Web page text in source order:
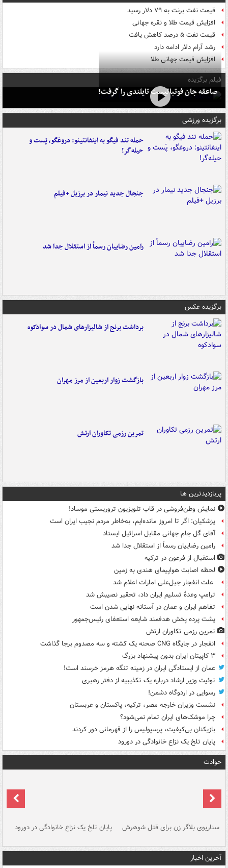
قیمت نفت برنت به ۷۹ دلار رسید
افزایش قیمت طلا و نقره جهانی
قیمت نفت ۵ درصد کاهش یافت
رشد آرام دلار ادامه دارد
افزایش قیمت جهانی طلا
فیلم برگزیده
صاعقه جان فوتبالیست تایلندی را گرفت!
برگزیده ورزشی
حمله تند فیگو به اینفانتینو: دروغگو، پَست‌ و
حیله‌گر!
جنجال جدید نیمار در برزیل +فیلم
رامین رضاییان رسماً از استقلال جدا شد
برگزیده عکس
برداشت برنج از شالیزارهای شمال در سوادکوه
بازگشت زوار اربعین از مرز مهران
تمرین رزمی تکاوران ارتش
پربازدیدترین ها
نمایش وطن‌فروشی در قاب تلویزیون تروریستی موساد!
پزشکیان: اگر تا امروز مانده‌ایم، به‌خاطر مردم نجیب ایران است
آقای گل جام جهانی مقابل اسرائیل ایستاد
رامین رضاییان رسماً از استقلال جدا شد
استقبال از فرعون در ترکیه
لحظه اصابت هواپیمای هندی به زمین
علت انفجار جبل‌علی امارات اعلام شد
ترامپ وعدۀ تسلیم ایران داد، تحقیر نصیبش شد
تفاهم ایران و عمان در آستانه نهایی شدن است
پشت پرده پخش هدفمند شایعه استعفای رئیس‌جمهور
تمرین رزمی تکاوران ارتش
انفجار در جایگاه CNG صحنه یک کشته و سه مصدوم برجا گذاشت
۳ کاپیتان ایران بدون پیشنهاد بزرگ
عمان از ایستادگی ایران در زمینه تنگه هرمز خرسند است!
توئیت وزیر ارشاد درباره یک تکذیبیه از دفتر رهبری
رسوایی در اردوگاه دشمن!
نشست وزیران خارجه مصر، ترکیه، پاکستان و عربستان
چرا موشک‌های ایران تمام نمی‌شود؟
بازیکنان بی‌کیفیت، پرسپولیس را از قهرمانی دور کردند
پایان تلخ یک نزاع خانوادگی در دورود
حوادث
سناریوی بلاگر زن برای قتل شوهرش پایان تلخ یک نزاع خانوادگی در دورود
آخرین اخبار